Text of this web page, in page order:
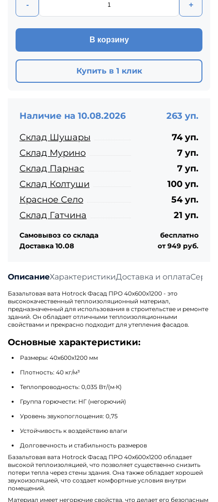
ОписаниеХарактеристикиДоставка и оплата
Базальтовая вата Hotrock Фасад ПРО 40х600х1200 - это
высококачественный теплоизоляционный материал,
предназначенный для использования в строительстве и ремонте
зданий. Он обладает отличными теплоизоляционными
свойствами и прекрасно подходит для утепления фасадов.
Основные характеристики:
Размеры: 40х600х1200 мм
Плотность: 40 кг/м³
Теплопроводность: 0,035 Вт/(м·К)
Группа горючести: НГ (негорючий)
Уровень звукопоглощения: 0,75
Устойчивость к воздействию влаги
Долговечность и стабильность размеров
Базальтовая вата Hotrock Фасад ПРО 40х600х1200 обладает
высокой теплоизоляцией, что позволяет существенно снизить
потери тепла через стены здания. Она также обладает хорошей
звукоизоляцией, что создает комфортные условия внутри
помещений.
Материал имеет негорючие свойства, что делает его безопасным
- +
В корзину
Купить в 1 клик
Наличие на 10.08.2026
263 уп.
Склад Шушары
74 уп.
Склад Мурино
7 уп.
Склад Парнас
7 уп.
Склад Колтуши
100 уп.
Красное Село
54 уп.
Склад Гатчина
21 уп.
Самовывоз со склада
бесплатно
Доставка 10.08
от 949 руб.